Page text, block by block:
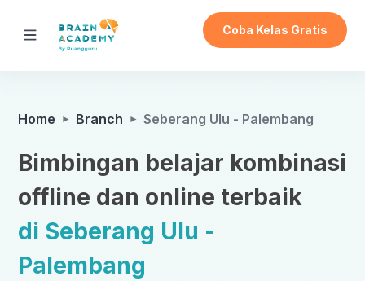
Coba Kelas Gratis
Home Branch Seberang Ulu - Palembang
Bimbingan belajar kombinasi
offline dan online terbaik
di Seberang Ulu -
Palembang